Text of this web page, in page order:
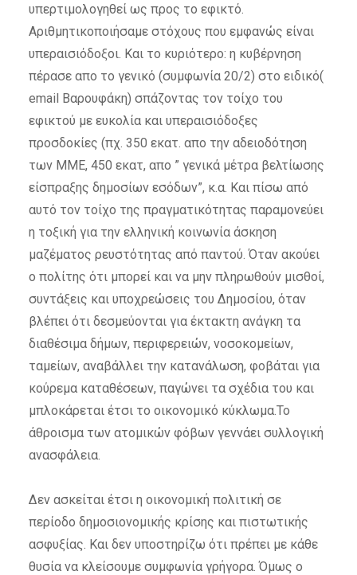
υπερτιμολογηθεί ως προς το εφικτό.
Αριθμητικοποιήσαμε στόχους που εμφανώς είναι
υπεραισιόδοξοι. Και το κυριότερο: η κυβέρνηση
πέρασε απο το γενικό (συμφωνία 20/2) στο ειδικό(
email Βαρουφάκη) σπάζοντας τον τοίχο του
εφικτού με ευκολία και υπεραισιόδοξες
προσδοκίες (πχ. 350 εκατ. απο την αδειοδότηση
των ΜΜΕ, 450 εκατ, απο ” γενικά μέτρα βελτίωσης
είσπραξης δημοσίων εσόδων”, κ.α. Και πίσω από
αυτό τον τοίχο της πραγματικότητας παραμονεύει
η τοξική για την ελληνική κοινωνία άσκηση
μαζέματος ρευστότητας από παντού. Όταν ακούει
ο πολίτης ότι μπορεί και να μην πληρωθούν μισθοί,
συντάξεις και υποχρεώσεις του Δημοσίου, όταν
βλέπει ότι δεσμεύονται για έκτακτη ανάγκη τα
διαθέσιμα δήμων, περιφερειών, νοσοκομείων,
ταμείων, αναβάλλει την κατανάλωση, φοβάται για
κούρεμα καταθέσεων, παγώνει τα σχέδια του και
μπλοκάρεται έτσι το οικονομικό κύκλωμα.Το
άθροισμα των ατομικών φόβων γεννάει συλλογική
ανασφάλεια.
Δεν ασκείται έτσι η οικονομική πολιτική σε
περίοδο δημοσιονομικής κρίσης και πιστωτικής
ασφυξίας. Και δεν υποστηρίζω ότι πρέπει με κάθε
θυσία να κλείσουμε συμφωνία γρήγορα. Όμως ο